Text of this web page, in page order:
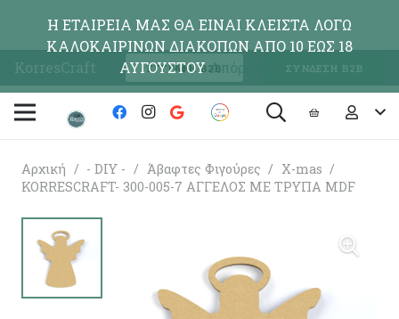
KorresCraft ΕΓΓΡΑΦΗ Β2Β ΣΥΝΔΕΣΗ Β2Β
Αρχική / - DIY - / Άβαφτες Φιγούρες / X-mas /
KORRESCRAFT- 300-005-7 ΑΓΓΕΛΟΣ ΜΕ ΤΡΥΠΑ MDF
Η ΕΤΑΙΡΕΙΑ ΜΑΣ ΘΑ ΕΙΝΑΙ ΚΛΕΙΣΤΑ ΛΟΓΩ
ΚΑΛΟΚΑΙΡΙΝΩΝ ΔΙΑΚΟΠΩΝ ΑΠΟ 10 ΕΩΣ 18
ΑΥΓΟΥΣΤΟΥΑπόρριψη